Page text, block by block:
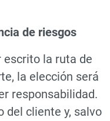
de riesgos
escrito la ruta de
la elección será
responsabilidad.
del cliente y, salvo